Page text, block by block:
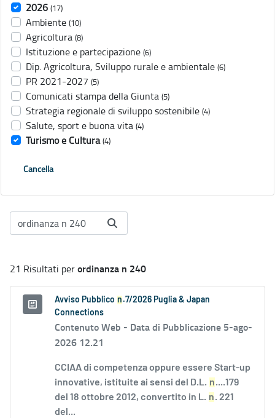
2026 (17)
Ambiente (10)
Agricoltura (8)
Istituzione e partecipazione (6)
Dip. Agricoltura, Sviluppo rurale e ambientale (6)
PR 2021-2027 (5)
Comunicati stampa della Giunta (5)
Strategia regionale di sviluppo sostenibile (4)
Salute, sport e buona vita (4)
Turismo e Cultura (4)
Cancella
21 Risultati perordinanza n 240
Avviso Pubblico n .7/2026 Puglia & Japan
Connections
Contenuto Web - Data di Pubblicazione 5-ago-
2026 12.21
CCIAA di competenza oppure essere Start-up
innovative, istituite ai sensi del D.L. n....179
del 18 ottobre 2012, convertito in L. n. 221
del...